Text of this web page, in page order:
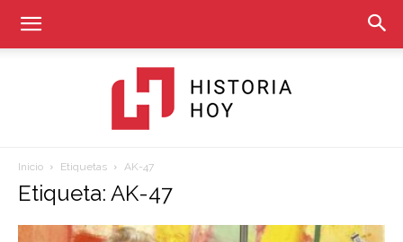
Inicio Etiquetas AK-47
Etiqueta: AK-47